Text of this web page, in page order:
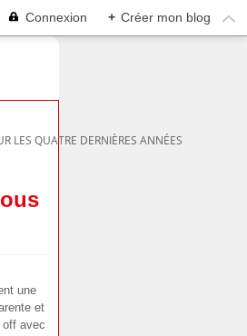
Connexion + Créer mon blog
LES QUATRE DERNIÈRES ANNÉES
une
et
off avec